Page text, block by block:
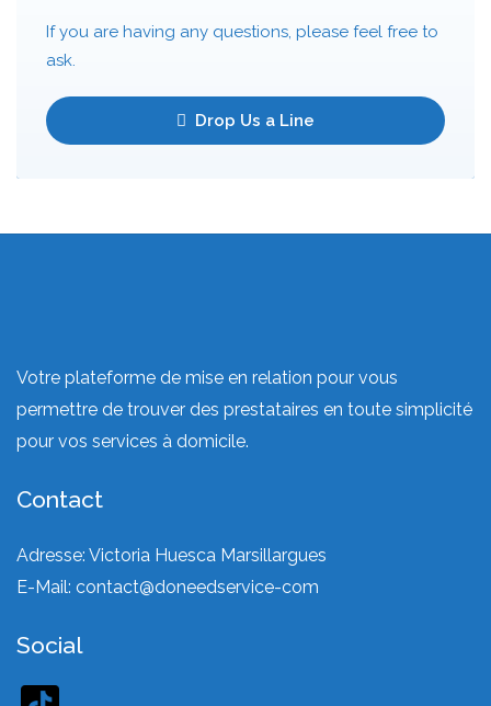
If you are having any questions, please feel free to
ask.
Drop Us a Line
Votre plateforme de mise en relation pour vous
permettre de trouver des prestataires en toute simplicité
pour vos services à domicile.
Contact
Adresse: Victoria Huesca Marsillargues
E-Mail: contact@doneedservice-com
Social